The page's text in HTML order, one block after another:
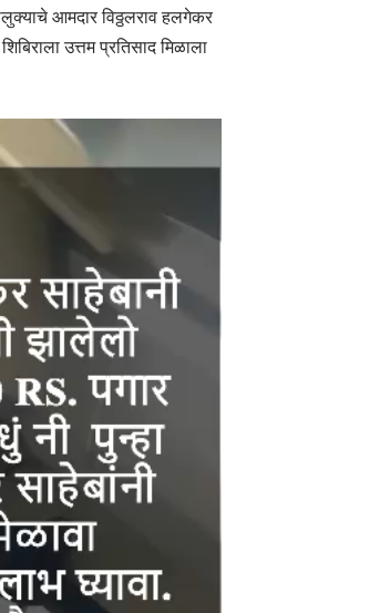
आमदार विठ्ठलराव हलगेकर
उत्तम प्रतिसाद मिळाला